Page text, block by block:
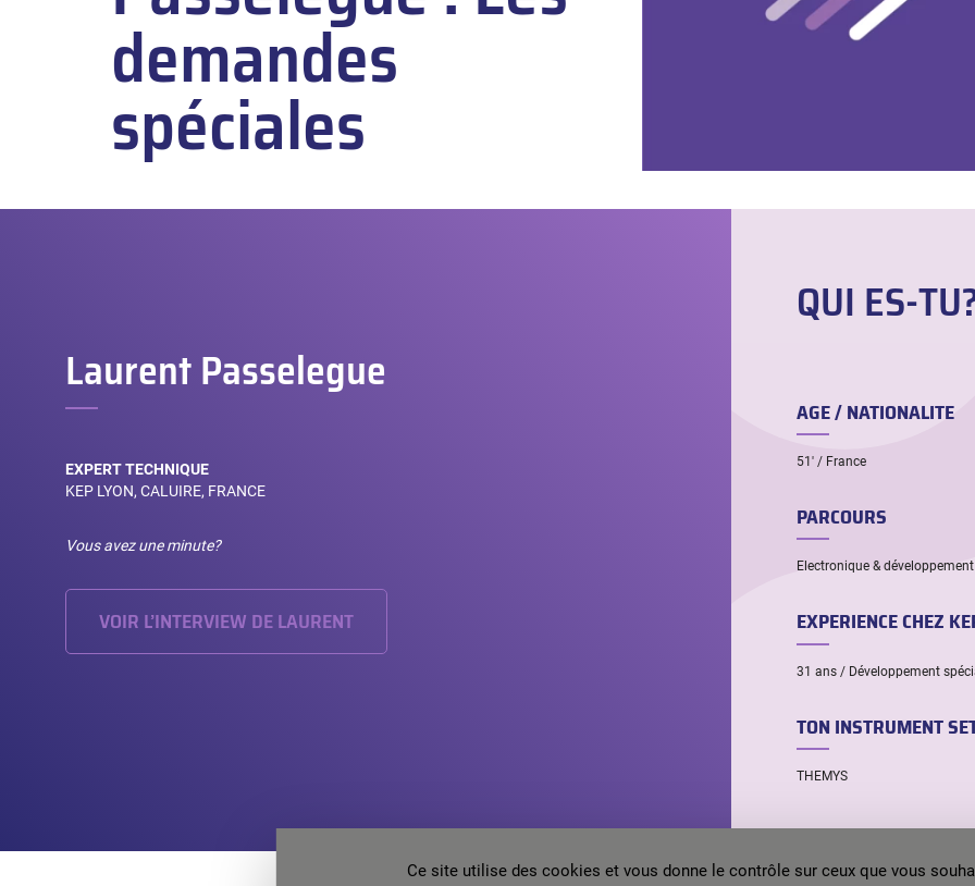
demandes
spéciales
Laurent Passelegue
EXPERT TECHNIQUE
KEP LYON, CALUIRE, FRANCE
Vous avez une minute?
VOIR L’INTERVIEW DE LAURENT
QUI ES-
AGE / NATIONALITE
51′ / France
PARCOURS
Electronique &
EXPERIENCE CHEZ
31 ans / Développement
TON INSTRUMENT
THEMYS
Ce site utilise des cookies et vous donne le contrôle sur ceux que vous